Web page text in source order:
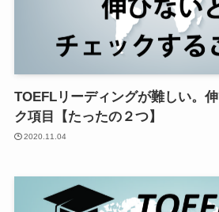
TOEFLリーディングが難しい。
ク項目【たったの２つ】
2020.11.04